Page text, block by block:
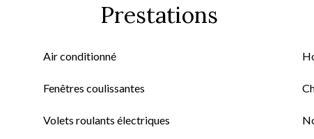
Prestations
Air conditionné
Fenêtres coulissantes
Volets roulants électriques